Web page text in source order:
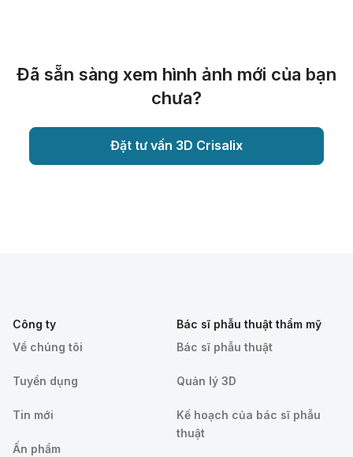
Đã sẵn sàng xem hình ảnh mới của bạn
chưa?
Đặt tư vấn 3D Crisalix
Công ty
Về chúng tôi
Tuyển dụng
Tin mới
Ấn phẩm
Bác sĩ phẫu thuật thẩm mỹ
Bác sĩ phẫu thuật
Quản lý 3D
Kế hoạch của bác sĩ phẫu
thuật